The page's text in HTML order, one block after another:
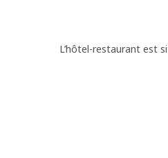
L’hôtel-restaurant est